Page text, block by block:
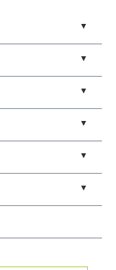
▼
▼
▼
▼
▼
▼